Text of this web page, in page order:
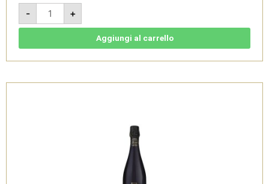
-
Barolo
DOCG
2021
PERARMANDO
+
Aggiungi al carrello